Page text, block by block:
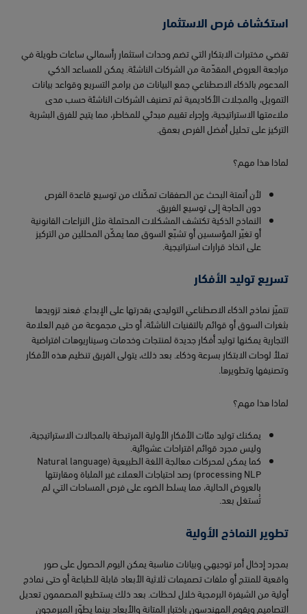
استكشاف فرص الاستثمار
تقضي مختبرات الابتكار التي تضم وحدات استثمار رأسمالي ساعات طويلة في
مراجعة العروض المقدّمة من الشركات الناشئة. يمكن للمساعد الذكي
المدعوم بالذكاء الاصطناعي جمع البيانات من برامج التسريع وقواعد بيانات
التمويل، والمجلات الأكاديمية ثم تصنيف الشركات الناشئة حسب مدى
ملاءمتها الاستراتيجية، وإجراء تقييم مبدئي للمخاطر، مما يتيح للفرق البشرية
التركيز على تحليل أفضل الفرص بعمق.
لماذا هذا مهم؟
لأن أتمتة البحث عن الصفقات تمكّنك من توسيع قاعدة الفرص
دون الحاجة إلى توسيع الفريق.
النماذج الذكية تكتشف المشكلات المحتملة مثل النزاعات القانونية
أو تغيّر المؤسسين أو تشبّع السوق مما يمكّن المحللين من التركيز
على اتخاذ قرارات استراتيجية.
تسريع توليد الأفكار
تتميّز نماذج الذكاء الاصطناعي التوليدي بقدرتها على الإبداع. فعند تزويدها
بثغرات السوق أو قوائم بالتقنيات الناشئة، أو حتى مجموعة من قيم العلامة
التجارية يمكنها توليد أفكار جديدة لمنتجات وخدمات وسيناريوهات افتراضية
تملأ لوحات الابتكار بسرعة وذكاء. بعد ذلك، يتولى الفريق تنظيم هذه الأفكار
وتصنيفها وتطويرها.
لماذا هذا مهم؟
يمكنك توليد مئات الأفكار الأولية المرتبطة بالمجالات الاستراتيجية،
وليس مجرد قوائم اقتراحات عشوائية.
كما يمكن لمحركات معالجة اللغة الطبيعية (Natural language
processing NLP) رصد احتياجات العملاء غير الملباة ومقارنتها
بالعروض الحالية، مما يسلط الضوء على فرص المساحات التي لم
تُستغل بعد.
تطوير النماذج الأولية
بمجرد إدخال أمر توجيهي وبيانات مناسبة يمكن اليوم الحصول على صور
واقعية للمنتج أو ملفات تصميمات ثلاثية الأبعاد قابلة للطباعة أو حتى نماذج
أولية من الشيفرة البرمجية خلال لحظات. بعد ذلك يستطيع المصممون تعديل
التصاميم ويقوم المهندسون باختبار المتانة والأبعاد بينما يطوّر المبرمجون